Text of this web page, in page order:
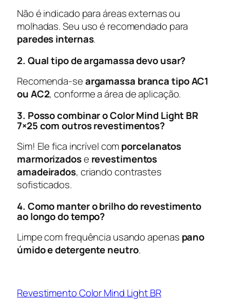
Não é indicado para áreas externas ou
molhadas. Seu uso é recomendado para
paredes internas.
2. Qual tipo de argamassa devo usar?
Recomenda-seargamassa branca tipo AC1
ou AC2, conforme a área de aplicação.
3. Posso combinar o Color Mind Light BR
7×25 com outros revestimentos?
Sim! Ele fica incrível comporcelanatos
marmorizadose revestimentos
amadeirados, criando contrastes
sofisticados.
4. Como manter o brilho do revestimento
ao longo do tempo?
Limpe com frequência usando apenas pano
úmido e detergente neutro.
Revestimento Color Mind Light BR